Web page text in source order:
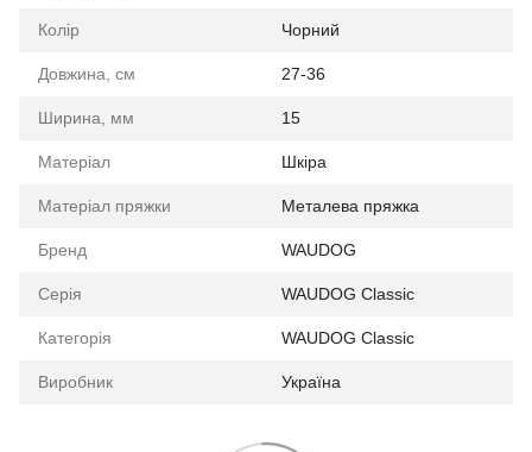
Колір Чорний
Довжина, см 27-36
Ширина, мм 15
Матеріал Шкіра
Матеріал пряжки Металева пряжка
Бренд WAUDOG
Серія WAUDOG Classic
Категорія WAUDOG Classic
Виробник Україна